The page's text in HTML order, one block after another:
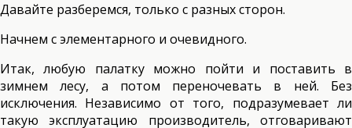
Давайте разберемся, только с разных сторон.
Начнем с элементарного и очевидного.
Итак, любую палатку можно пойти и поставить в
зимнем лесу, а потом переночевать в ней. Без
исключения. Независимо от того, подразумевает ли
такую эксплуатацию производитель, отговаривают